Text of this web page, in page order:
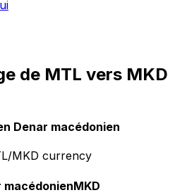
de MTL vers MKD
Denar macédonien
MKD currency
macédonienMKD